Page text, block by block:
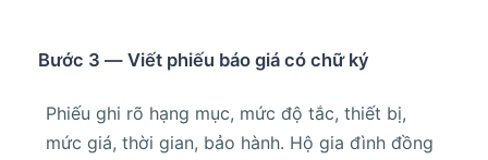
Bước 3 — Viết phiếu báo giá có chữ ký
Phiếu ghi rõ hạng mục, mức độ tắc, thiết bị,
mức giá, thời gian, bảo hành. Hộ gia đình đồng